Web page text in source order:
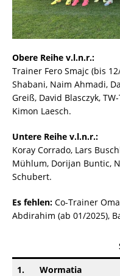
Obere Reihe v.l.n.r.:
Trainer Fero Smajc (bis
Shabani, Naim Ahmadi,
Greiß, David Blasczyk,
Kimon Laesch.
Untere Reihe v.l.n.r.:
Koray Corrado, Lars
Mühlum, Dorijan Buntic,
Schubert.
Es fehlen: Co-Trainer
Abdirahim (ab 01/2025),
1.
Wormatia